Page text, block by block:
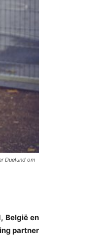
Duelund om
België en
partner